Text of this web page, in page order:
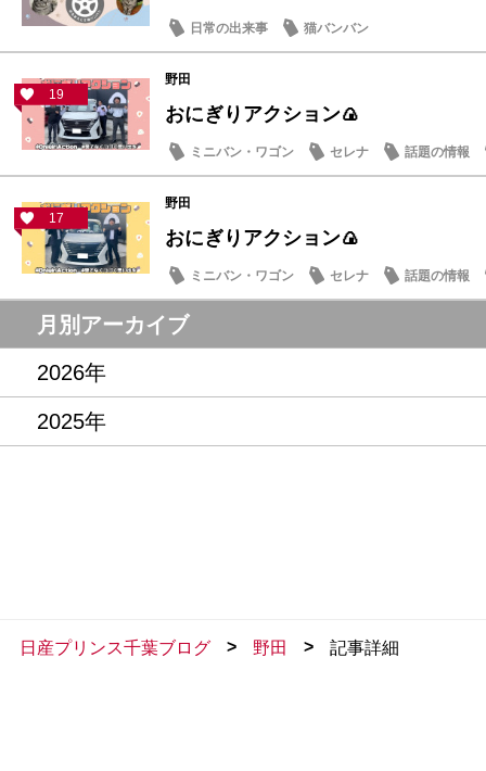
日常の出来事 猫バンバン
19
野田
おにぎりアクション🍙
ミニバン・ワゴン セレナ 話題の情報
17
野田
おにぎりアクション🍙
ミニバン・ワゴン セレナ 話題の情報
月別アーカイブ
2026年
2025年
日産プリンス千葉ブログ > 野田 > 記事詳細